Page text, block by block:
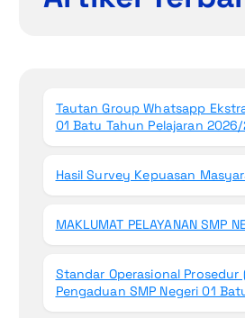
Tautan Group Whatsapp
01 Batu Tahun Pelajaran
Hasil Survey Kepuasan
MAKLUMAT PELAYANAN SMP
Standar Operasional Prosedur
Pengaduan SMP Negeri 01